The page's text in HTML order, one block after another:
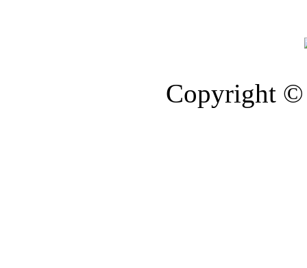
Copyright ©